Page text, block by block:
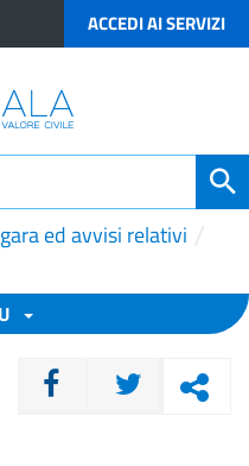
ACCEDI AI SERVIZI
ed avvisi relativi
CONDIVIDI